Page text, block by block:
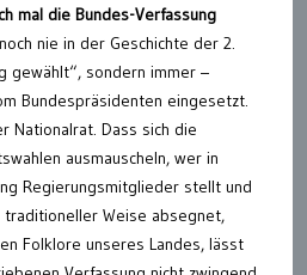
mal die Bundes-Verfassung
nie in der Geschichte der 2.
gewählt“, sondern immer –
Bundespräsidenten eingesetzt.
Nationalrat. Dass sich die
ausmauscheln, wer in
Regierungsmitglieder stellt und
Weise absegnet,
Folklore unseres Landes, lässt